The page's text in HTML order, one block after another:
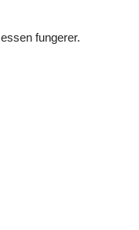
fungerer.